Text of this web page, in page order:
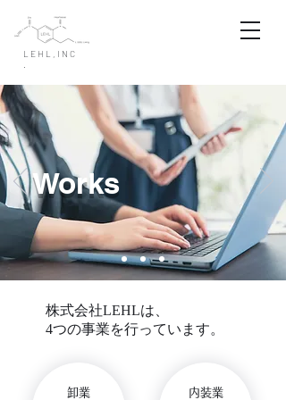
LEHL,INC
Works
​株式会社LEHLは、
4つの事業を行っています。
​卸業 ​内装業